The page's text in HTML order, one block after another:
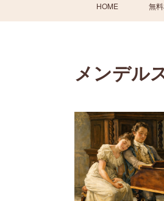
HOME 無
メンデル